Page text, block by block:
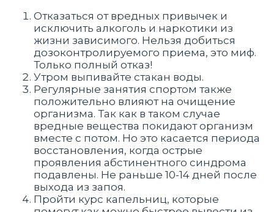
Отказаться от вредных привычек и
исключить алкоголь и наркотики из
жизни зависимого. Нельзя добиться
дозоконтролируемого приема, это миф.
Только полный отказ!
Утром выпивайте стакан воды.
Регулярные занятия спортом также
положительно влияют на очищение
организма. Так как в таком случае
вредные вещества покидают организм
вместе с потом. Но это касается периода
восстановления, когда острые
проявления абстинентного синдрома
подавлены. Не раньше 10-14 дней после
выхода из запоя.
Пройти курс капельниц, которые